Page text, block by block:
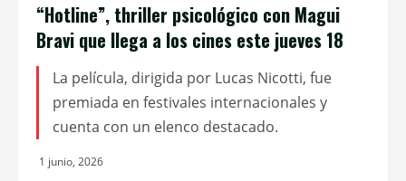
“Hotline”, thriller psicológico con Magui
Bravi que llega a los cines este jueves 18
La película, dirigida por Lucas Nicotti, fue
premiada en festivales internacionales y
cuenta con un elenco destacado.
1 junio, 2026